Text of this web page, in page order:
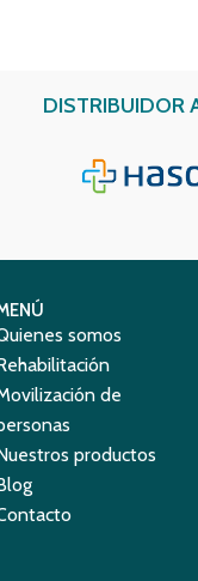
DISTRIBUIDOR
somos
de
productos